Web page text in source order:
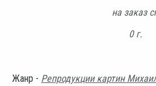
на заказ
0 г.
Жанр - Репродукции картин